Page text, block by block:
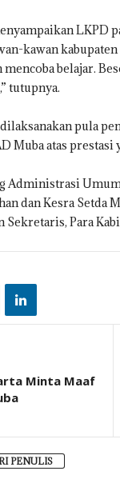
LKPD
kawan
belajar.
tutupnya.
pula
Muba atas prestasi
Umum
dan Kesra Setda
Sekretaris, Para
Minta Maaf
PENULIS